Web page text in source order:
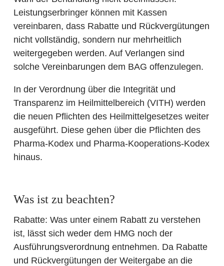
Leistungserbringer können mit Kassen
vereinbaren, dass Rabatte und Rückvergütungen
nicht vollständig, sondern nur mehrheitlich
weitergegeben werden. Auf Verlangen sind
solche Vereinbarungen dem BAG offenzulegen.
In der Verordnung über die Integrität und
Transparenz im Heilmittelbereich (VITH) werden
die neuen Pflichten des Heilmittelgesetzes weiter
ausgeführt. Diese gehen über die Pflichten des
Pharma-Kodex und Pharma-Kooperations-Kodex
hinaus.
Was ist zu beachten?
Rabatte: Was unter einem Rabatt zu verstehen
ist, lässt sich weder dem HMG noch der
Ausführungsverordnung entnehmen. Da Rabatte
und Rückvergütungen der Weitergabe an die